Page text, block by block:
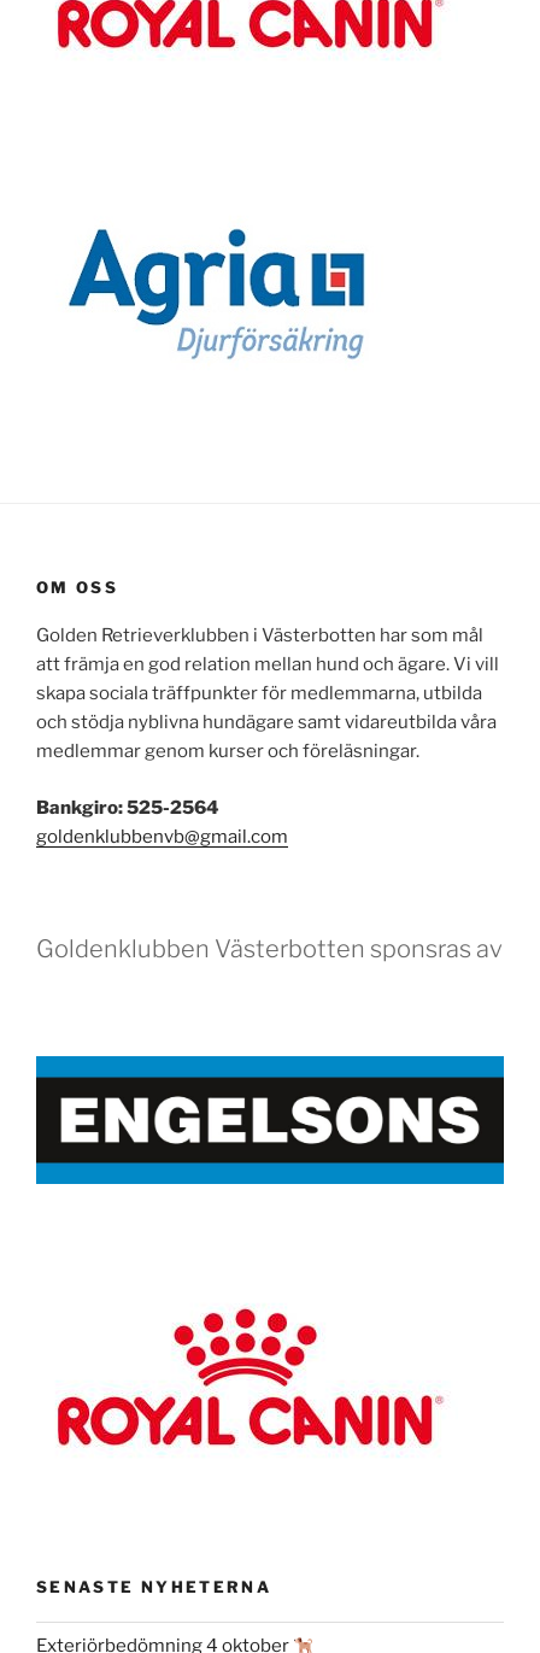
OM OSS
Golden Retrieverklubben i Västerbotten har som mål
att främja en god relation mellan hund och ägare. Vi vill
skapa sociala träffpunkter för medlemmarna, utbilda
och stödja nyblivna hundägare samt vidareutbilda våra
medlemmar genom kurser och föreläsningar.
Bankgiro: 525-2564
goldenklubbenvb@gmail.com
Goldenklubben Västerbotten sponsras av
SENASTE NYHETERNA
Exteriörbedömning 4 oktober